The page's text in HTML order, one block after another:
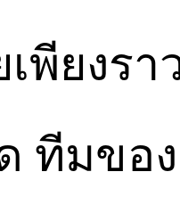
พียงร
ทีมขอ